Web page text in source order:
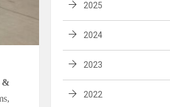
&
2025
2024
2023
2022